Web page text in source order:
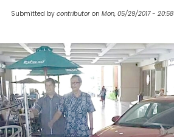
Submitted by contributor on Mon, 05/29/2017 - 20:58